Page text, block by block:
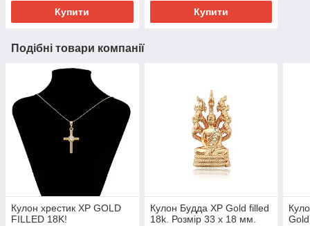
Купити Купити
Подібні товари компанії
Кулон хрестик ХР GOLD
FILLED 18K!
Кулон Будда ХР Gold filled
18k. Розмір 33 х 18 мм.